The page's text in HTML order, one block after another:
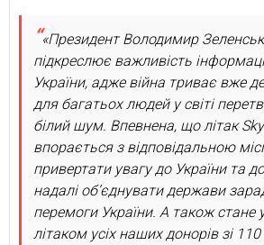
«Президент Володимир
підкреслює важливість
України, адже війна триває вже
для багатьох людей у світі
білий шум. Впевнена, що літак
впорається з відповідальною
привертати увагу до України та
надалі об’єднувати держави
перемоги України. А також
літаком усіх наших донорів зі 110